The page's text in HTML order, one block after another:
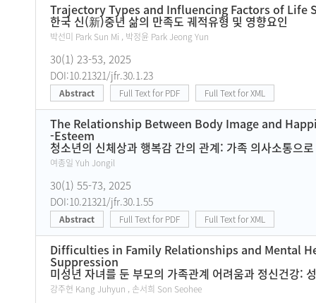
Trajectory Types and Influencing Factors of Life
한국 신(新)중년 삶의 만족도 궤적유형 및 영향요인
박선미 Park Sun Mi , 박정윤 Park Jeong Yun
30(1) 23-53, 2025
DOI:10.21321/jfr.30.1.23
Abstract Full Text for PDF Full Text for XML
The Relationship Between Body Image and
-Esteem
청소년의 신체상과 행복감 간의 관계: 가족 의사소통으
여종일 Yuh Jongil
30(1) 55-73, 2025
DOI:10.21321/jfr.30.1.55
Abstract Full Text for PDF Full Text for XML
Difficulties in Family Relationships and Mental
Suppression
미성년 자녀를 둔 부모의 가족관계 어려움과 정신건강:
강주현 Kang Juhyun , 손서희 Son Seohee